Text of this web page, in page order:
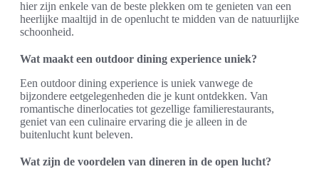
hier zijn enkele van de beste plekken om te genieten van een
heerlijke maaltijd in de openlucht te midden van de natuurlijke
schoonheid.
Wat maakt een outdoor dining experience uniek?
Een outdoor dining experience is uniek vanwege de
bijzondere eetgelegenheden die je kunt ontdekken. Van
romantische dinerlocaties tot gezellige familierestaurants,
geniet van een culinaire ervaring die je alleen in de
buitenlucht kunt beleven.
Wat zijn de voordelen van dineren in de open lucht?